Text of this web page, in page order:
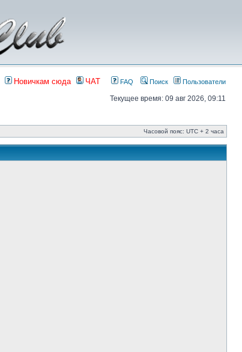
Новичкам сюда ЧАТ FAQ Поиск Пользователи
Текущее время: 09 авг 2026, 09:11
Часовой пояс: UTC + 2 часа